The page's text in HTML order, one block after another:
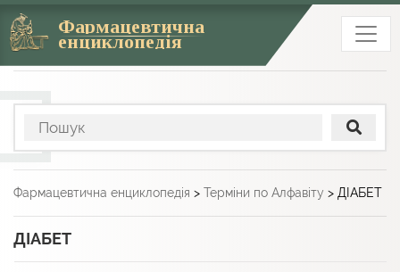
Фармацевтична
енциклопедія
Фармацевтична енциклопедія > Терміни по Алфавіту > ДІАБЕТ
ДІАБЕТ